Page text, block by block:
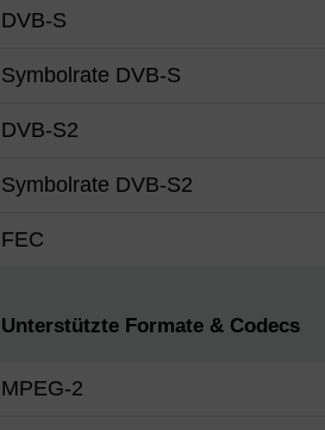
DVB-S
Symbolrate DVB-S
DVB-S2
Symbolrate DVB-S2
FEC
Unterstützte Formate & Codecs
MPEG-2